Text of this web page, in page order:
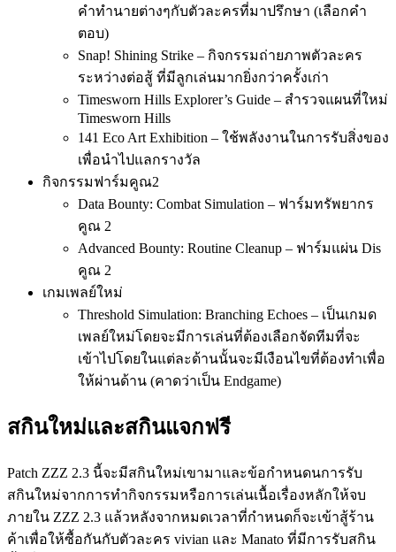
คำทำนายต่างๆกับตัวละครที่มาปรึกษา (เลือกคำ
ตอบ)
Snap! Shining Strike – กิจกรรมถ่ายภาพตัวละคร
ระหว่างต่อสู้ ที่มีลูกเล่นมากยิ่งกว่าครั้งเก่า
Timesworn Hills Explorer’s Guide – สำรวจแผนที่ใหม่
Timesworn Hills
141 Eco Art Exhibition – ใช้พลังงานในการรับสิ่งของ
เพื่อนำไปแลกรางวัล
กิจกรรมฟาร์มคูณ2
Data Bounty: Combat Simulation – ฟาร์มทรัพยากร
คูณ 2
Advanced Bounty: Routine Cleanup – ฟาร์มแผ่น Dis
คูณ 2
เกมเพลย์ใหม่
Threshold Simulation: Branching Echoes – เป็นเกมด
เพลย์ใหม่โดยจะมีการเล่นที่ต้องเลือกจัดทีมที่จะ
เข้าไปโดยในแต่ละด้านนั้นจะมีเงือนไขที่ต้องทำเพื่อ
ให้ผ่านด้าน (คาดว่าเป็น Endgame)
สกินใหม่และสกินแจกฟรี
Patch ZZZ 2.3 นี้จะมีสกินใหม่เขามาและข้อกำหนดนการรับ
สกินใหม่จากการทำกิจกรรมหรือการเล่นเนื้อเรื่องหลักให้จบ
ภายใน ZZZ 2.3 แล้วหลังจากหมดเวลาที่กำหนดก็จะเข้าสู้ร้าน
ค้าเพื่อให้ซื้อกันกับตัวละคร vivian และ Manato ที่มีการรับสกิน